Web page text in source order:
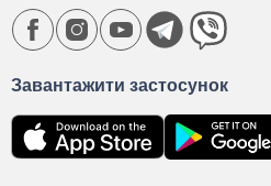
Завантажити застосунок